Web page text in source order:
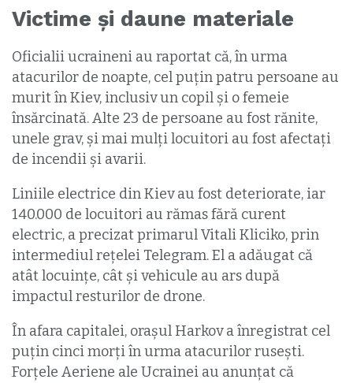
Victime și daune materiale
Oficialii ucraineni au raportat că, în urma
atacurilor de noapte, cel puțin patru persoane au
murit în Kiev, inclusiv un copil și o femeie
însărcinată. Alte 23 de persoane au fost rănite,
unele grav, și mai mulți locuitori au fost afectați
de incendii și avarii.
Liniile electrice din Kiev au fost deteriorate, iar
140.000 de locuitori au rămas fără curent
electric, a precizat primarul Vitali Kliciko, prin
intermediul rețelei Telegram. El a adăugat că
atât locuințe, cât și vehicule au ars după
impactul resturilor de drone.
În afara capitalei, orașul Harkov a înregistrat cel
puțin cinci morți în urma atacurilor rusești.
Forțele Aeriene ale Ucrainei au anunțat că